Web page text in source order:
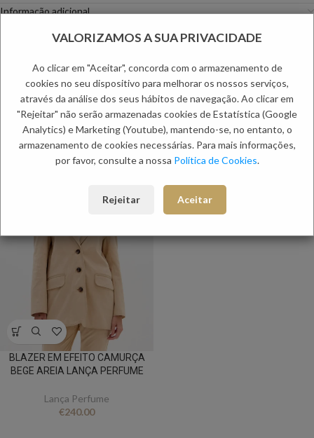
Informação adicional
Métodos de Pagamento
Categorias:Blazers Casacos, Mulher
PRODUTOS RELACIONADOS:
BLAZER EM EFEITO CAMURÇA
BEGE AREIA LANÇA PERFUME
Lança Perfume
€240.00
VALORIZAMOS A SUA PRIVACIDADE
Ao clicar em "Aceitar", concorda com o armazenamento de
cookies no seu dispositivo para melhorar os nossos serviços,
através da análise dos seus hábitos de navegação. Ao clicar em
"Rejeitar" não serão armazenadas cookies de Estatística (Google
Analytics) e Marketing (Youtube), mantendo-se, no entanto, o
armazenamento de cookies necessárias. Para mais informações,
por favor, consulte a nossa Política de Cookies.
Rejeitar Aceitar